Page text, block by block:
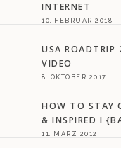
INTERNET
10. FEBRUAR 2018
USA ROADTRIP
VIDEO
8. OKTOBER 2017
HOW TO STAY
& INSPIRED I
11. MÄRZ 2012